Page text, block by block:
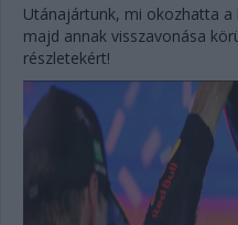
Utánajártunk, mi okozhatta
majd annak visszavonása
részletekért!